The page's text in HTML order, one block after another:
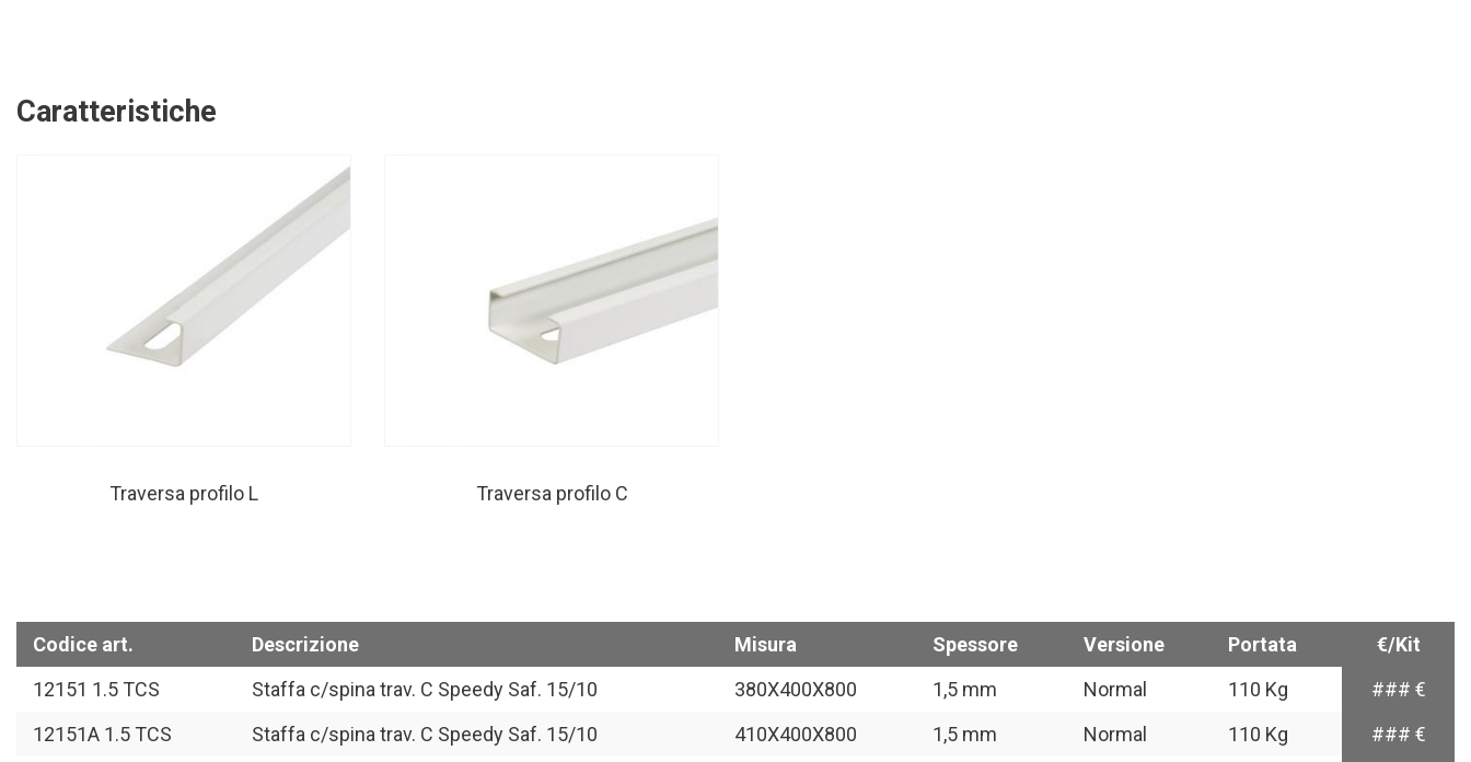
Caratteristiche
Traversa profilo L Traversa profilo C
Codice art. Descrizione Misura Spessore Versione Portata
€/Kit
12151 1.5 TCS
Staffa c/spina trav. C Speedy Saf. 15/10 380X400X800 1,5 mm Normal 110 Kg
### €
12151A 1.5 TCS
Staffa c/spina trav. C Speedy Saf. 15/10 410X400X800 1,5 mm Normal 110 Kg
### €